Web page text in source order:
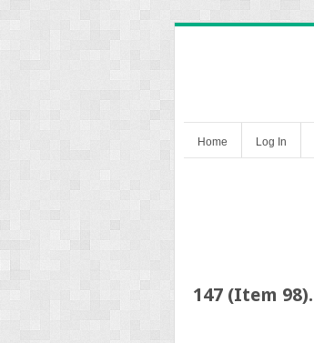
Home Log In
147 (Item